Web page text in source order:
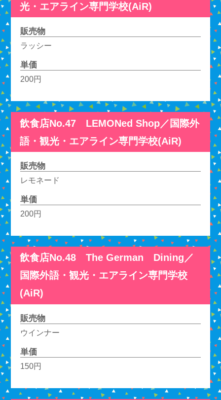
光・エアライン専門学校(AiR)
販売物
ラッシー
単価
200円
飲食店No.47 LEMONed Shop／国際外
語・観光・エアライン専門学校(AiR)
販売物
レモネード
単価
200円
飲食店No.48 The German Dining／
国際外語・観光・エアライン専門学校
(AiR)
販売物
ウインナー
単価
150円